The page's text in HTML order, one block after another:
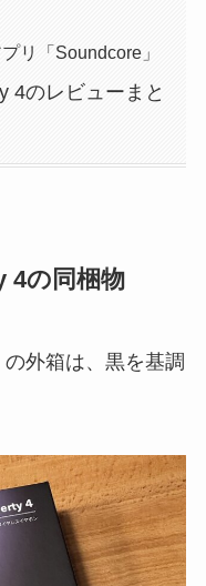
リ「Soundcore」
4のレビューまと
4の同梱物
の外箱は、黒を基調